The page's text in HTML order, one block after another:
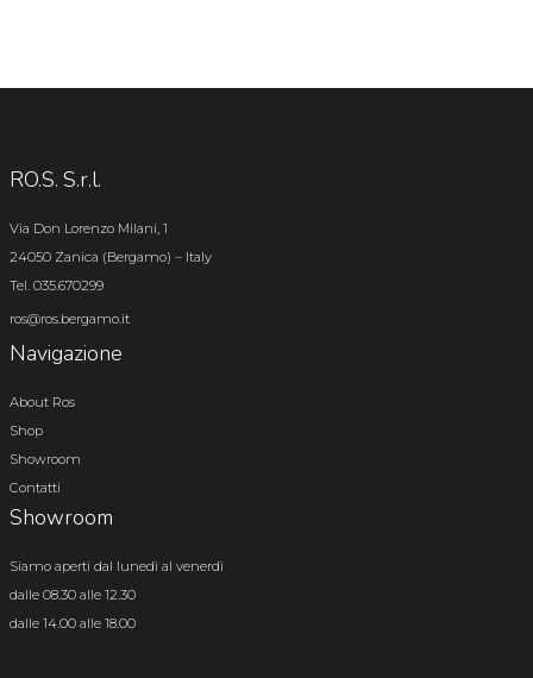
RO.S. S.r.l.
Via Don Lorenzo Milani, 1
24050 Zanica (Bergamo) – Italy
Tel. 035.670299
ros@ros.bergamo.it
Navigazione
About Ros
Shop
Showroom
Contatti
Showroom
Siamo aperti dal lunedì al venerdì
dalle 08.30 alle 12.30
dalle 14.00 alle 18.00